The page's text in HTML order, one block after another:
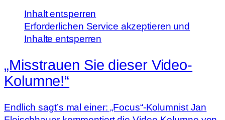
Inhalt entsperren
Erforderlichen Service akzeptieren und
Inhalte entsperren
„Misstrauen Sie dieser Video-
Kolumne!“
Endlich sagt’s mal einer: „Focus“-Kolumnist Jan